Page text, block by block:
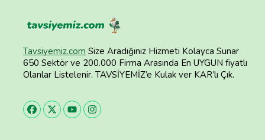
Tavsiyemiz.com Size Aradığınız Hizmeti Kolayca Sunar
650 Sektör ve 200.000 Firma Arasında En UYGUN fiyatlı
Olanlar Listelenir. TAVSİYEMİZ’e Kulak ver KAR’lı Çık.